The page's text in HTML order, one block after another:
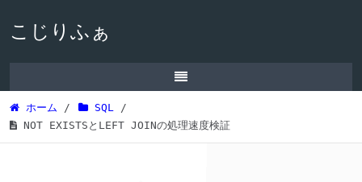
こじりふぁ
ホーム / SQL /
NOT EXISTSとLEFT JOINの処理速度検証